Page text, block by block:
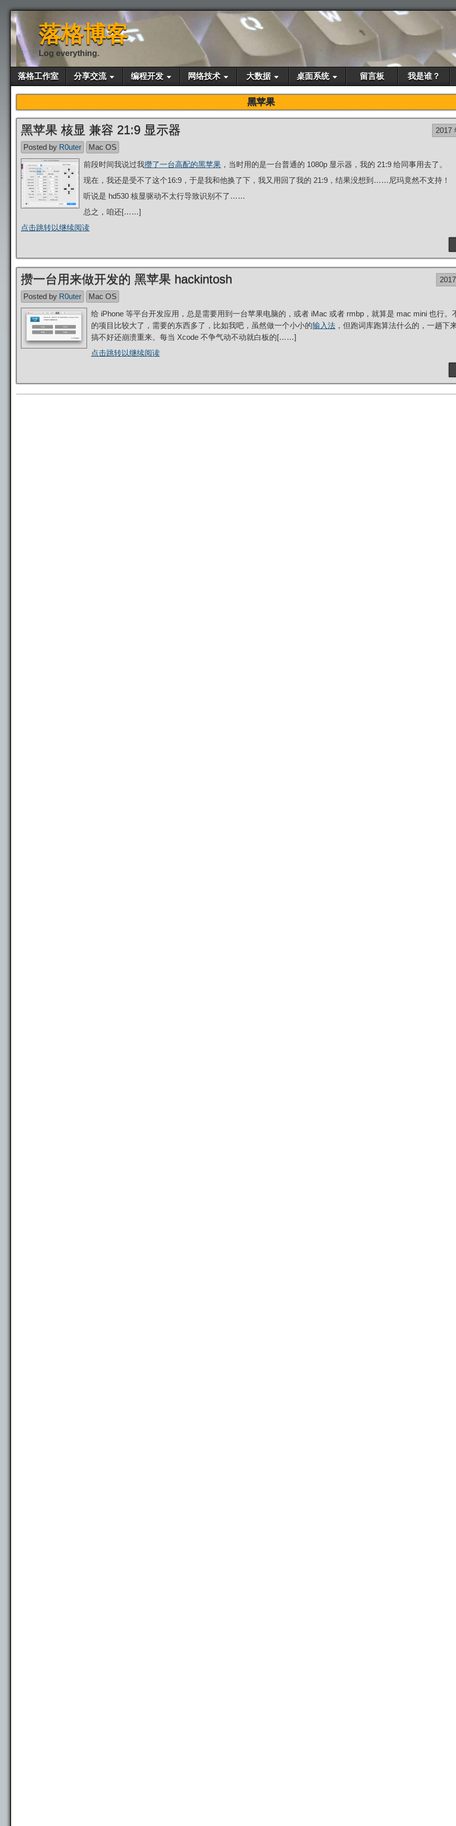
落格博客
Log everything.
落格工作室 分享交流 编程开发 网络技术 大数据 桌面系统 留言板 我是谁？
黑苹果
黑苹果 核显 兼容 21:9 显示器
2017
Posted by R0uter
Mac OS
前段时间我说过我攒了一台高配的黑苹果 ，当时用的是一台普通的 1080p 显示器，我的 21:9 给同事用去了。
现在，我还是受不了这个16:9，于是我和他换了下，我又用回了我的 21:9，结果没想到……尼玛竟然不支持！
听说是 hd530 核显驱动不太行导致识别不了……
总之，咱还[……]
点击跳转以继续阅读
攒一台用来做开发的 黑苹果 hackintosh
Posted by R0uter
Mac OS
给 iPhone 等平台开发应用，总是需要用到一台苹果电脑的，或者 iMac 或者 rmbp，就算是 mac mini 也行。
的项目比较大了，需要的东西多了，比如我吧，虽然做一个小小的输入法 ，但跑词库跑算法什么的，一趟下
搞不好还崩溃重来。每当 Xcode 不争气动不动就白板的[……]
点击跳转以继续阅读